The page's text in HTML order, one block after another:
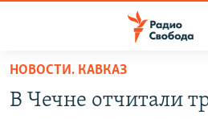
упрощенного
доступа
НОВОСТИ. КАВКАЗ
В Чечне отчитали